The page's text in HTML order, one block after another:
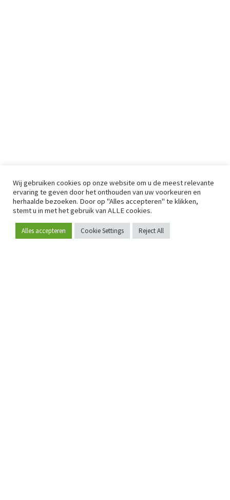
Word lid
Wij gebruiken cookies op onze website om u de meest relevante
ervaring te geven door het onthouden van uw voorkeuren en
herhaalde bezoeken. Door op "Alles accepteren" te klikken,
stemt u in met het gebruik van ALLE cookies.
Alles accepteren Cookie Settings Reject All